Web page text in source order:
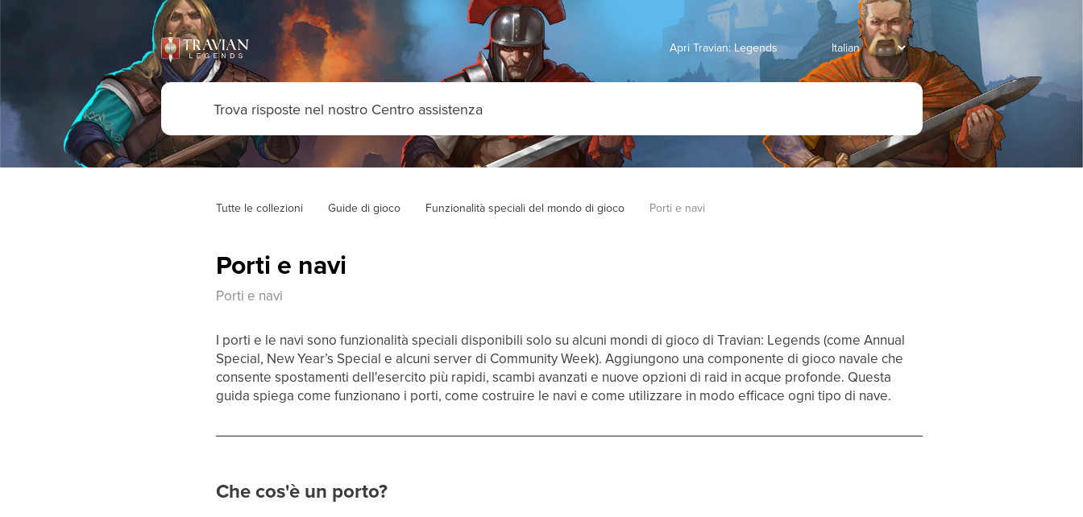
Apri Travian: Legends
Tutte le collezioni Guide di gioco Funzionalità speciali del mondo di gioco Porti e navi
Porti e navi
Porti e navi
I porti e le navi sono funzionalità speciali disponibili solo su alcuni mondi di gioco di Travian: Legends (come Annual
Special, New Year’s Special e alcuni server di Community Week). Aggiungono una componente di gioco navale che
consente spostamenti dell'esercito più rapidi, scambi avanzati e nuove opzioni di raid in acque profonde. Questa
guida spiega come funzionano i porti, come costruire le navi e come utilizzare in modo efficace ogni tipo di nave.
Che cos'è un porto?